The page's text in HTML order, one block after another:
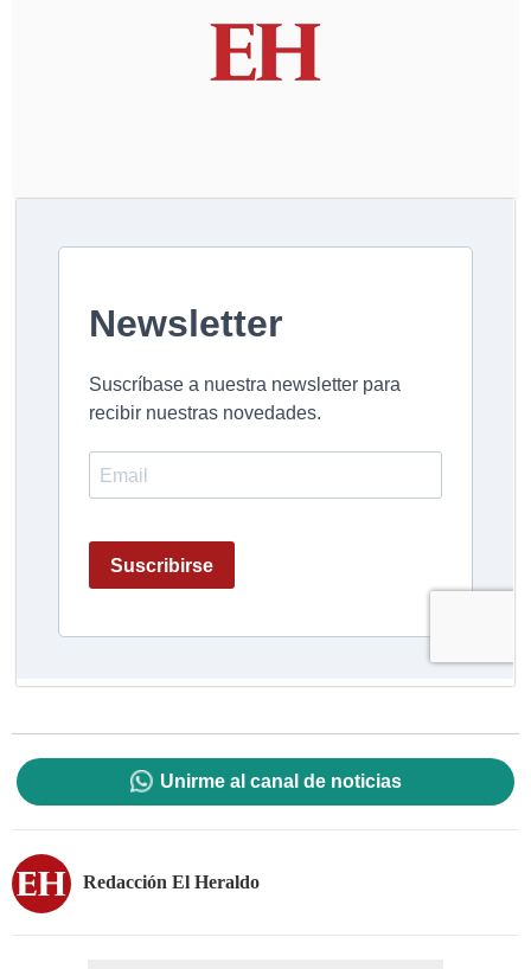
Unirme al canal de noticias
Redacción El Heraldo